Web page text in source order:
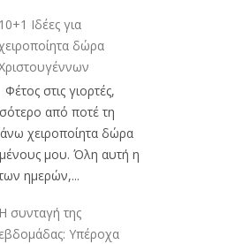
10+1 Ιδέες για
δώρα
Φέτος στις γιορτές,
από ποτέ τη
χειροποίητα δώρα
μου. Όλη αυτή η
ημερών,...
Η συνταγή της
εβδομάδας: Υπέροχα